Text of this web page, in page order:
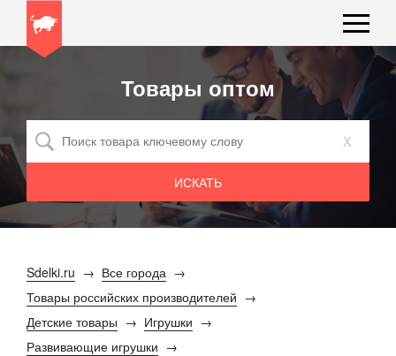
Товары оптом
x
Sdelki.ru
Все города
Товары российских производителей
Детские товары
Игрушки
Развивающие игрушки